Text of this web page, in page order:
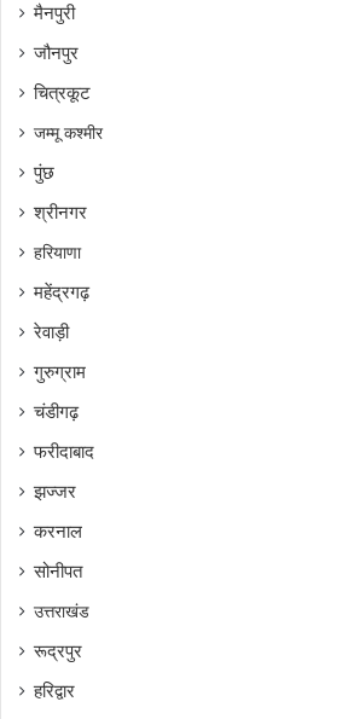
मैनपुरी
जौनपुर
चित्रकूट
जम्मू कश्मीर
पुंछ
श्रीनगर
हरियाणा
महेंद्रगढ़
रेवाड़ी
गुरुग्राम
चंडीगढ़
फरीदाबाद
झज्जर
करनाल
सोनीपत
उत्तराखंड
रूद्रपुर
हरिद्वार